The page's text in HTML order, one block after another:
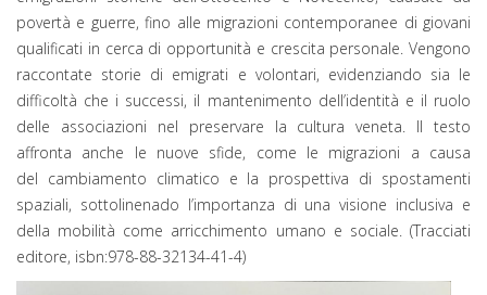
povertà e guerre, fino alle migrazioni contemporanee di giovani
qualificati in cerca di opportunità e crescita personale. Vengono
raccontate storie di emigrati e volontari, evidenziando sia le
difficoltà che i successi, il mantenimento dell’identità e il ruolo
delle associazioni nel preservare la cultura veneta. Il testo
affronta anche le nuove sfide, come le migrazioni a causa
del cambiamento climatico e la prospettiva di spostamenti
spaziali, sottolinenado l’importanza di una visione inclusiva e
della mobilità come arricchimento umano e sociale. (Tracciati
editore, isbn:978-88-32134-41-4)